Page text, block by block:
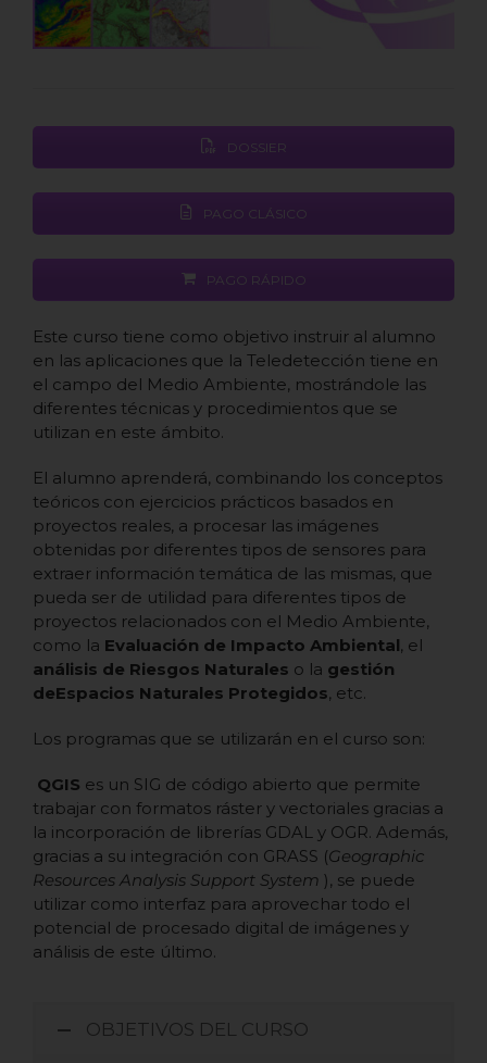
DOSSIER
PAGO CLÁSICO
PAGO RÁPIDO
Este curso tiene como objetivo instruir al alumno
en las aplicaciones que la Teledetección tiene en
el campo del Medio Ambiente, mostrándole las
diferentes técnicas y procedimientos que se
utilizan en este ámbito.
El alumno aprenderá, combinando los conceptos
teóricos con ejercicios prácticos basados en
proyectos reales, a procesar las imágenes
obtenidas por diferentes tipos de sensores para
extraer información temática de las mismas, que
pueda ser de utilidad para diferentes tipos de
proyectos relacionados con el Medio Ambiente,
como la Evaluación de Impacto Ambiental, el
análisis de Riesgos Naturales o la gestión
deEspacios Naturales Protegidos, etc.
Los programas que se utilizarán en el curso son:
QGIS es un SIG de código abierto que permite
trabajar con formatos ráster y vectoriales gracias a
la incorporación de librerías GDAL y OGR. Además,
gracias a su integración con GRASS (Geographic
Resources Analysis Support System ), se puede
utilizar como interfaz para aprovechar todo el
potencial de procesado digital de imágenes y
análisis de este último.
OBJETIVOS DEL CURSO